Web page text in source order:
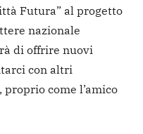
Futura” al progetto
nazionale
di offrire nuovi
con altri
come l’amico